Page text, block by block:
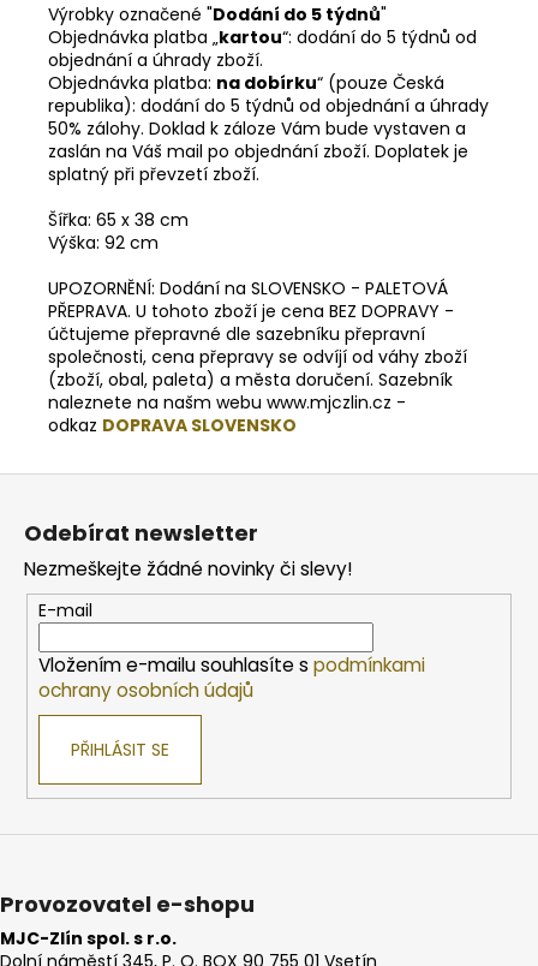
Výrobky označené "Dodání do 5 týdnů"
Objednávka platba „kartou“: dodání do 5 týdnů od
objednání a úhrady zboží.
Objednávka platba: na dobírku“ (pouze Česká
republika): dodání do 5 týdnů od objednání a úhrady
50% zálohy. Doklad k záloze Vám bude vystaven a
zaslán na Váš mail po objednání zboží. Doplatek je
splatný při převzetí zboží.
Šířka: 65 x 38 cm
Výška: 92 cm
UPOZORNĚNÍ: Dodání na SLOVENSKO - PALETOVÁ
PŘEPRAVA. U tohoto zboží je cena BEZ DOPRAVY -
účtujeme přepravné dle sazebníku přepravní
společnosti, cena přepravy se odvíjí od váhy zboží
(zboží, obal, paleta) a města doručení. Sazebník
naleznete na našm webu www.mjczlin.cz -
odkaz DOPRAVA SLOVENSKO
Z
Odebírat newsletter
Nezmeškejte žádné novinky či slevy!
E-mail
Vložením e-mailu souhlasíte s podmínkami
ochrany osobních údajů
PŘIHLÁSIT SE
Provozovatel e-shopu
MJC-Zlín spol. s r.o.
Dolní náměstí 345, P. O. BOX 90 755 01 Vsetín